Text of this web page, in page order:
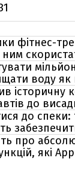
фітнес-
воду як
історичну
до
до
про
які